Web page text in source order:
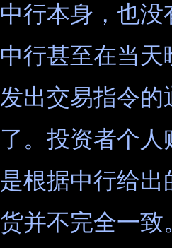
行本身，也没
行甚至在当天
出交易指令的
。投资者个人
根据中行给出
并不完全一致